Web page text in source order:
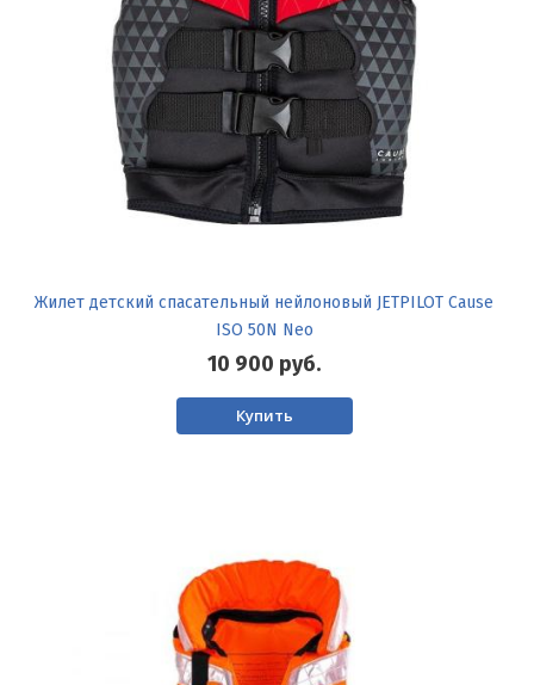
Жилет детский спасательный нейлоновый JETPILOT Cause
ISO 50N Neo
10 900 руб.
Купить